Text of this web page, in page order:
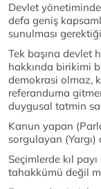
Devlet
defa geniş
sunulması
Tek başına devlet
hakkında birikimi
demokrasi olmaz,
referanduma
duygusal tatmin
Kanun yapan
sorgulayan
Seçimlerde kıl
tahakkümü değil